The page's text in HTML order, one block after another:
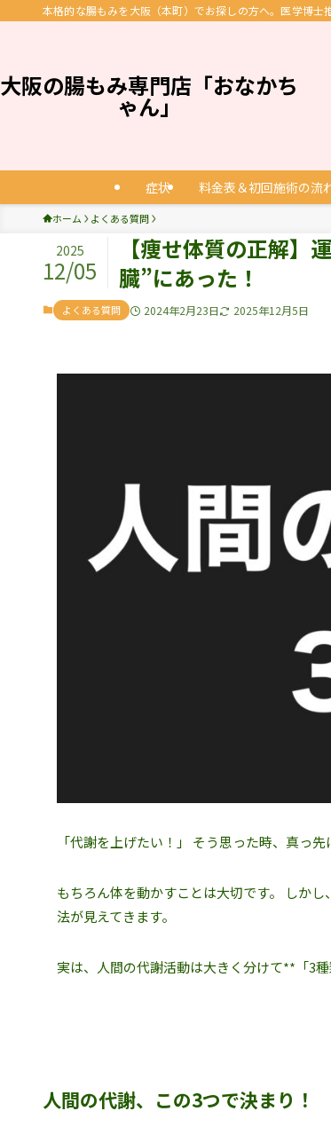
本格的な腸もみを大阪（本町）でお探しの方へ。医学博士
大阪の腸もみ専門店「おなかち
ゃん」
症状 料金表＆初回施術の流
ホーム よくある質問
【痩せ体質の正解】
臓”にあった！
2025
12/05
よくある質問 2024年2月23日 2025年12月5日
「代謝を上げたい！」 そう思った時、真っ
もちろん体を動かすことは大切です。 しか
法が見えてきます。
実は、人間の代謝活動は大きく分けて**「3種
人間の代謝、この3つで決まり！